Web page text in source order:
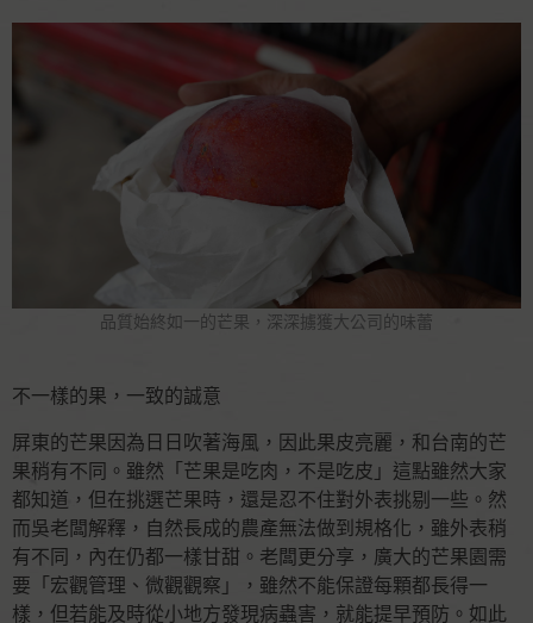
品質始終如一的芒果，深深擄獲大公司的味蕾
不一樣的果，一致的誠意
屏東的芒果因為日日吹著海風，因此果皮亮麗，和台南的芒
果稍有不同。雖然「芒果是吃肉，不是吃皮」這點雖然大家
都知道，但在挑選芒果時，還是忍不住對外表挑剔一些。然
而吳老闆解釋，自然長成的農產無法做到規格化，雖外表稍
有不同，內在仍都一樣甘甜。老闆更分享，廣大的芒果園需
要「宏觀管理、微觀觀察」，雖然不能保證每顆都長得一
樣，但若能及時從小地方發現病蟲害，就能提早預防。如此